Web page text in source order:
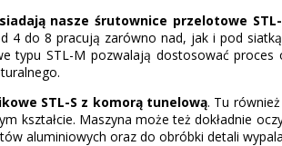
nasze śrutownice przelotowe
4 do 8 pracują zarówno nad, jak i pod
typu STL-M pozwalają dostosować
STL-S z komorą tunelową. Tu
kształcie. Maszyna może też dokładnie
aluminiowych oraz do obróbki detali